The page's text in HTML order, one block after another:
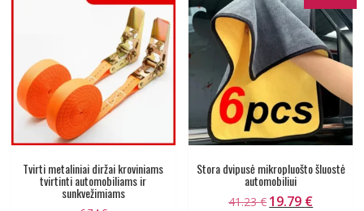
Tvirti metaliniai diržai kroviniams
tvirtinti automobiliams ir
sunkvežimiams
Stora dvipusė mikropluošto šluostė
automobiliui
41.23€ Original
19.79 €Current